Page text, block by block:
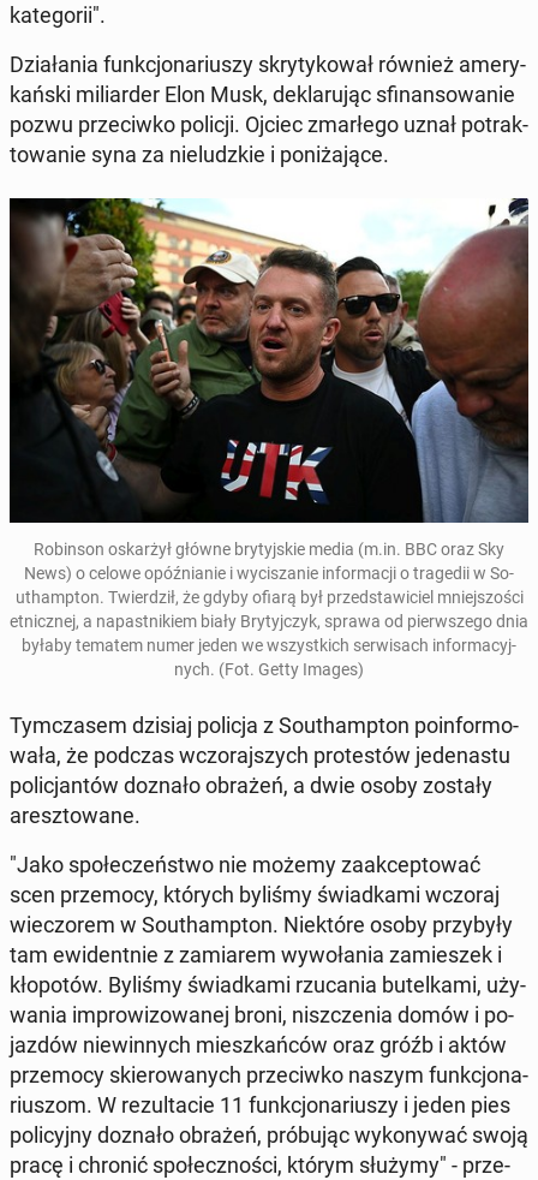
ka­te­go­rii".
Dzia­ła­nia funk­cjo­na­riu­szy skry­ty­ko­wał również ame­ry­
kań­ski mi­liar­der Elon Musk, de­kla­ru­jąc sfi­nan­so­wa­nie
pozwu prze­ciw­ko policji. Ojciec zmar­łe­go uznał po­trak­
to­wa­nie syna za nie­ludz­kie i po­ni­ża­ją­ce.
Ro­bin­son oskar­żył główne bry­tyj­skie media (m.in. BBC oraz Sky
News) o celowe opóź­nia­nie i wy­ci­sza­nie in­for­ma­cji o tra­ge­dii w So­
uthamp­ton. Twier­dził, że gdyby ofiarą był przed­sta­wi­ciel mniej­szo­ści
et­nicz­nej, a na­past­ni­kiem biały Bry­tyj­czyk, sprawa od pierw­sze­go dnia
byłaby tematem numer jeden we wszyst­kich ser­wi­sach in­for­ma­cyj­
nych. (Fot. Getty Images)
Tym­cza­sem dzisiaj policja z So­uthamp­ton po­in­for­mo­
wa­ła, że podczas wczo­raj­szych pro­te­stów je­de­na­stu
po­li­cjan­tów doznało obrażeń, a dwie osoby zostały
aresz­to­wa­ne.
"Jako spo­łe­czeń­stwo nie możemy za­ak­cep­to­wać
scen prze­mo­cy, których byliśmy świad­ka­mi wczoraj
wie­czo­rem w So­uthamp­ton. Nie­któ­re osoby przy­by­ły
tam ewi­dent­nie z za­mia­rem wy­wo­ła­nia za­mie­szek i
kło­po­tów. Byliśmy świad­ka­mi rzu­ca­nia bu­tel­ka­mi, uży­
wa­nia im­pro­wi­zo­wa­nej broni, nisz­cze­nia domów i po­
jaz­dów nie­win­nych miesz­kań­ców oraz gróźb i aktów
prze­mo­cy skie­ro­wa­nych prze­ciw­ko naszym funk­cjo­na­
riu­szom. W re­zul­ta­cie 11 funk­cjo­na­riu­szy i jeden pies
po­li­cyj­ny doznało obrażeń, pró­bu­jąc wy­ko­ny­wać swoją
pracę i chronić spo­łecz­no­ści, którym służymy" - prze­